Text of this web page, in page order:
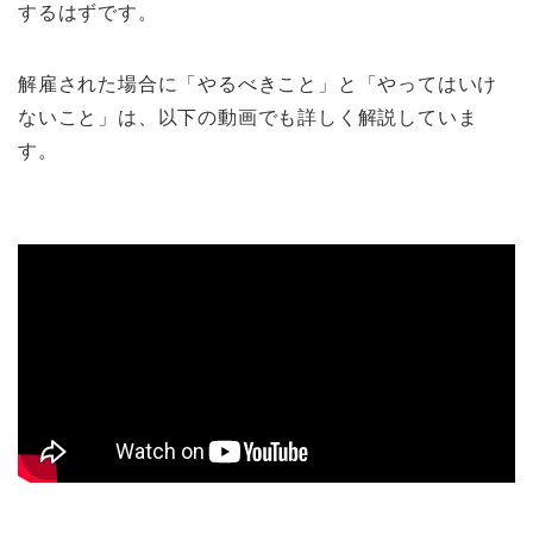
するはずです。
解雇された場合に「やるべきこと」と「やってはいけ
ないこと」は、以下の動画でも詳しく解説していま
す。